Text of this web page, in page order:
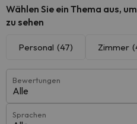
Wählen Sie ein Thema aus,
zu sehen
Personal (47) Zimmer
Bewertungen
Alle
Sprachen